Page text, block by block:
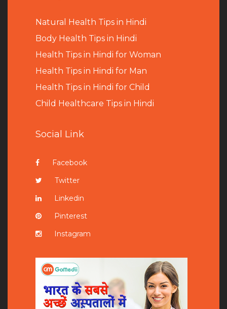
Natural Health Tips in Hindi
Body Health Tips in Hindi
Health Tips in Hindi for Woman
Health Tips in Hindi for Man
Health Tips in Hindi for Child
Child Healthcare Tips in Hindi
Social Link
Facebook
Twitter
Linkedin
Pinterest
Instagram